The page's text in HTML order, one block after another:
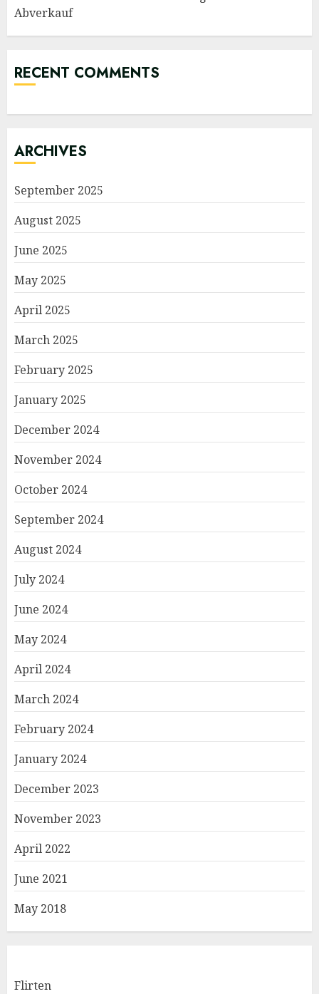
Abverkauf
RECENT COMMENTS
ARCHIVES
September 2025
August 2025
June 2025
May 2025
April 2025
March 2025
February 2025
January 2025
December 2024
November 2024
October 2024
September 2024
August 2024
July 2024
June 2024
May 2024
April 2024
March 2024
February 2024
January 2024
December 2023
November 2023
April 2022
June 2021
May 2018
Flirten